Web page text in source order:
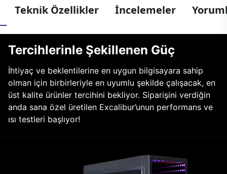
Teknik Özellikler İncelemeler
Tercihlerinle Şekillenen Güç
İhtiyaç ve beklentilerine en uygun bilgisayara sahip
olman için birbirleriyle en uyumlu şekilde çalışacak, en
üst kalite ürünler tercihini bekliyor. Siparişini verdiğin
anda sana özel üretilen Excalibur’unun performans ve
ısı testleri başlıyor!